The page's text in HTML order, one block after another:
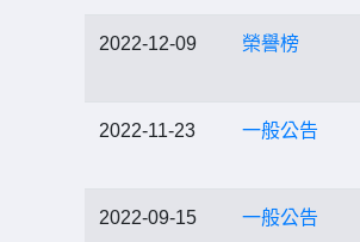
2022-12-09 榮譽榜
2022-11-23 一般公告
2022-09-15 一般公告